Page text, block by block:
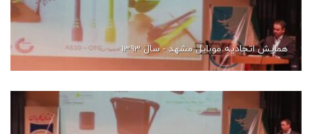
همایش اتحادیه موبایل مشهد - سال 1393